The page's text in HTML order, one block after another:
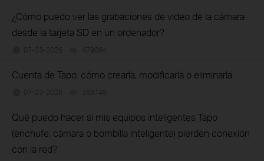
¿Cómo puedo ver las grabaciones de video de la cámara
desde la tarjeta SD en un ordenador?
07-23-2026 479064
Cuenta de Tapo: cómo crearla, modificarla o eliminarla
07-23-2026 369749
Qué puedo hacer si mis equipos inteligentes Tapo
(enchufe, cámara o bombilla inteligente) pierden conexión
con la red?